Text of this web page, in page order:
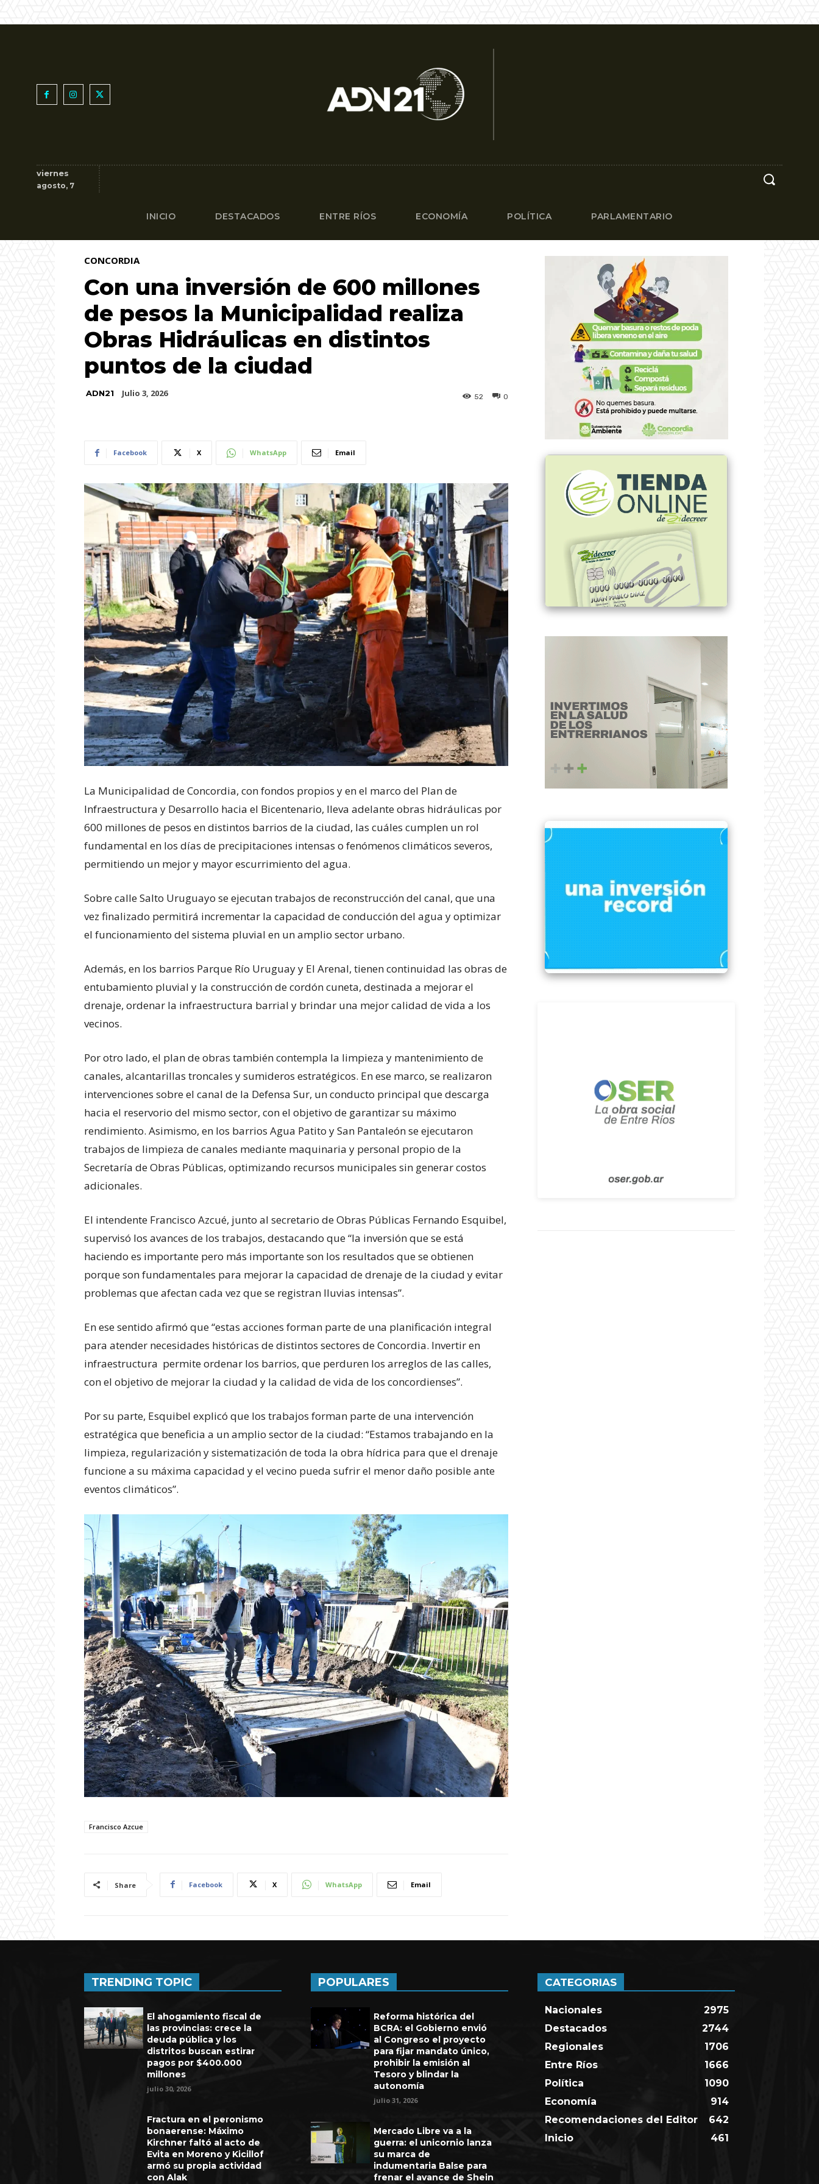
viernes
agosto, 7
INICIO DESTACADOS ENTRE RÍOS ECONOMÍA POLÍTICA PARLAMENTARIO
CONCORDIA
Con una inversión de 600 millones
de pesos la Municipalidad realiza
Obras Hidráulicas en distintos
puntos de la ciudad
ADN21 Julio 3, 2026 0
52
Facebook X WhatsApp Email
La Municipalidad de Concordia, con fondos propios y en el marco del Plan de
Infraestructura y Desarrollo hacia el Bicentenario, lleva adelante obras hidráulicas por
600 millones de pesos en distintos barrios de la ciudad, las cuáles cumplen un rol
fundamental en los días de precipitaciones intensas o fenómenos climáticos severos,
permitiendo un mejor y mayor escurrimiento del agua.
Sobre calle Salto Uruguayo se ejecutan trabajos de reconstrucción del canal, que una
vez finalizado permitirá incrementar la capacidad de conducción del agua y optimizar
el funcionamiento del sistema pluvial en un amplio sector urbano.
Además, en los barrios Parque Río Uruguay y El Arenal, tienen continuidad las obras de
entubamiento pluvial y la construcción de cordón cuneta, destinada a mejorar el
drenaje, ordenar la infraestructura barrial y brindar una mejor calidad de vida a los
vecinos.
Por otro lado, el plan de obras también contempla la limpieza y mantenimiento de
canales, alcantarillas troncales y sumideros estratégicos. En ese marco, se realizaron
intervenciones sobre el canal de la Defensa Sur, un conducto principal que descarga
hacia el reservorio del mismo sector, con el objetivo de garantizar su máximo
rendimiento. Asimismo, en los barrios Agua Patito y San Pantaleón se ejecutaron
trabajos de limpieza de canales mediante maquinaria y personal propio de la
Secretaría de Obras Públicas, optimizando recursos municipales sin generar costos
adicionales.
El intendente Francisco Azcué, junto al secretario de Obras Públicas Fernando Esquibel,
supervisó los avances de los trabajos, destacando que “la inversión que se está
haciendo es importante pero más importante son los resultados que se obtienen
porque son fundamentales para mejorar la capacidad de drenaje de la ciudad y evitar
problemas que afectan cada vez que se registran lluvias intensas”.
En ese sentido afirmó que “estas acciones forman parte de una planificación integral
para atender necesidades históricas de distintos sectores de Concordia. Invertir en
infraestructura permite ordenar los barrios, que perduren los arreglos de las calles,
con el objetivo de mejorar la ciudad y la calidad de vida de los concordienses”.
Por su parte, Esquibel explicó que los trabajos forman parte de una intervención
estratégica que beneficia a un amplio sector de la ciudad: “Estamos trabajando en la
limpieza, regularización y sistematización de toda la obra hídrica para que el drenaje
funcione a su máxima capacidad y el vecino pueda sufrir el menor daño posible ante
eventos climáticos”.
Francisco Azcue
Share Facebook X WhatsApp Email
TRENDING TOPIC
El ahogamiento fiscal de
las provincias: crece la
deuda pública y los
distritos buscan estirar
pagos por $400.000
millones
julio 30, 2026
Fractura en el peronismo
bonaerense: Máximo
Kirchner faltó al acto de
Evita en Moreno y Kicillof
armó su propia actividad
con Alak
POPULARES
Reforma histórica del
BCRA: el Gobierno envió
al Congreso el proyecto
para fijar mandato único,
prohibir la emisión al
Tesoro y blindar la
autonomía
julio 31, 2026
Mercado Libre va a la
guerra: el unicornio lanza
su marca de
indumentaria Balse para
frenar el avance de Shein
CATEGORIAS
Nacionales
2975
Destacados
2744
Regionales
1706
Entre Ríos
1666
Política
1090
Economía
914
Recomendaciones del Editor
642
Inicio
461